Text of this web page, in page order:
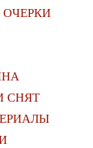
СНЯТ